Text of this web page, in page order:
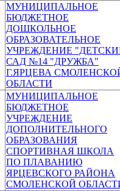
МУНИЦИПАЛЬНОЕ
БЮДЖЕТНОЕ
ДОШКОЛЬНОЕ
ОБРАЗОВАТЕЛЬНОЕ
УЧРЕЖДЕНИЕ
САД №14 "ДРУЖБА"
Г.ЯРЦЕВА
ОБЛАСТИ
МУНИЦИПАЛЬНОЕ
БЮДЖЕТНОЕ
УЧРЕЖДЕНИЕ
ДОПОЛНИТЕЛЬНОГО
ОБРАЗОВАНИЯ
СПОРТИВНАЯ ШКОЛА
ПО ПЛАВАНИЮ
ЯРЦЕВСКОГО РАЙОНА
СМОЛЕНСКОЙ